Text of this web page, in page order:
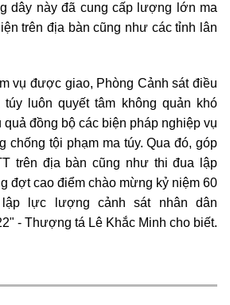
dây này đã cung cấp lượng lớn ma
trên địa bàn cũng như các tỉnh lân
vụ được giao, Phòng Cảnh sát điều
luôn quyết tâm không quản khó
quả đồng bộ các biện pháp nghiệp vụ
chống tội phạm ma túy. Qua đó, góp
trên địa bàn cũng như thi đua lập
đợt cao điểm chào mừng kỷ niệm 60
lập lực lượng cảnh sát nhân dân
- Thượng tá Lê Khắc Minh cho biết.